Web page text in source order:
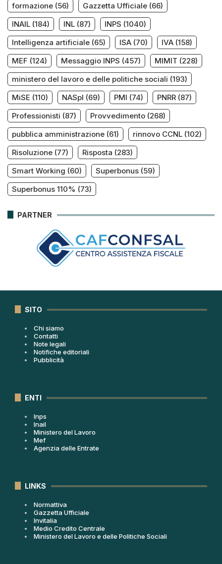
formazione (56) Gazzetta Ufficiale (66)
INAIL (184) INL (87) INPS (1040)
Intelligenza artificiale (65) ISA (70) IVA (158)
MEF (124) Messaggio INPS (457) MIMIT (228)
ministero del lavoro e delle politiche sociali (193)
MiSE (110) NASpI (69) PMI (74) PNRR (87)
Professionisti (87) Provvedimento (268)
pubblica amministrazione (61) rinnovo CCNL (102)
Risoluzione (77) Risposta (283)
Smart Working (60) Superbonus (59)
Superbonus 110% (73)
PARTNER
SITO
Chi siamo
Contatti
Note legali
Notifiche editoriali
Pubblicità
ENTI
Inps
Inail
Ministero del Lavoro
Mef
Agenzia delle Entrate
LINKS
Normattiva
Gazzetta Ufficiale
Invitalia
Medio Credito Centrale
Ministero del Lavoro e delle Politiche Sociali